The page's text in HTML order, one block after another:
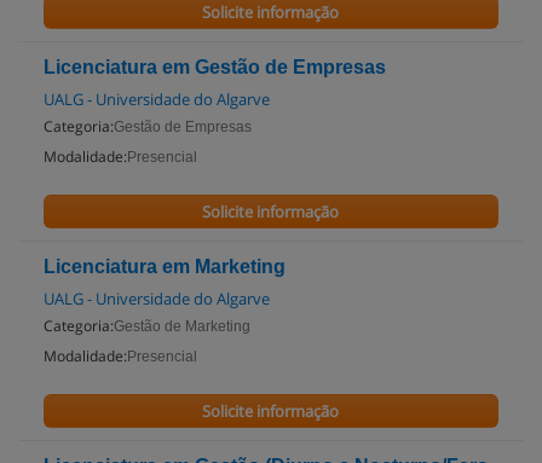
Solicite informação
Licenciatura em Gestão de Empresas
UALG - Universidade do Algarve
Categoria:Gestão de Empresas
Modalidade: Presencial
Solicite informação
Licenciatura em Marketing
UALG - Universidade do Algarve
Categoria:Gestão de Marketing
Modalidade: Presencial
Solicite informação